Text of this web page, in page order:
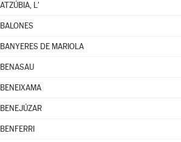
ATZÚBIA, L'
BALONES
BANYERES DE MARIOLA
BENASAU
BENEIXAMA
BENEJÚZAR
BENFERRI